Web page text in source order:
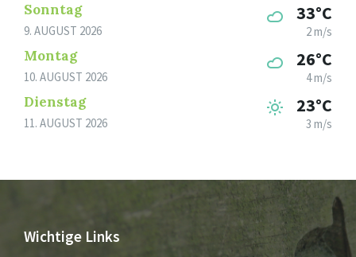
Sonntag
9. AUGUST 2026
33°C
2 m/s
Montag
10. AUGUST 2026
26°C
4 m/s
Dienstag
11. AUGUST 2026
23°C
3 m/s
Wichtige Links